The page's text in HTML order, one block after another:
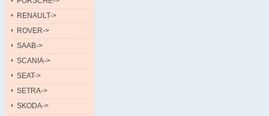
RENAULT->
ROVER->
SAAB->
SCANIA->
SEAT->
SETRA->
SKODA->